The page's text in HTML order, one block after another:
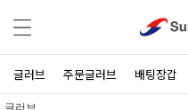
글러브 주문글러브 배팅장갑
글러브